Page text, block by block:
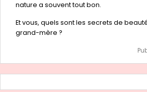
nature a souvent tout bon.
Et vous, quels sont les secrets de
grand-mère ?